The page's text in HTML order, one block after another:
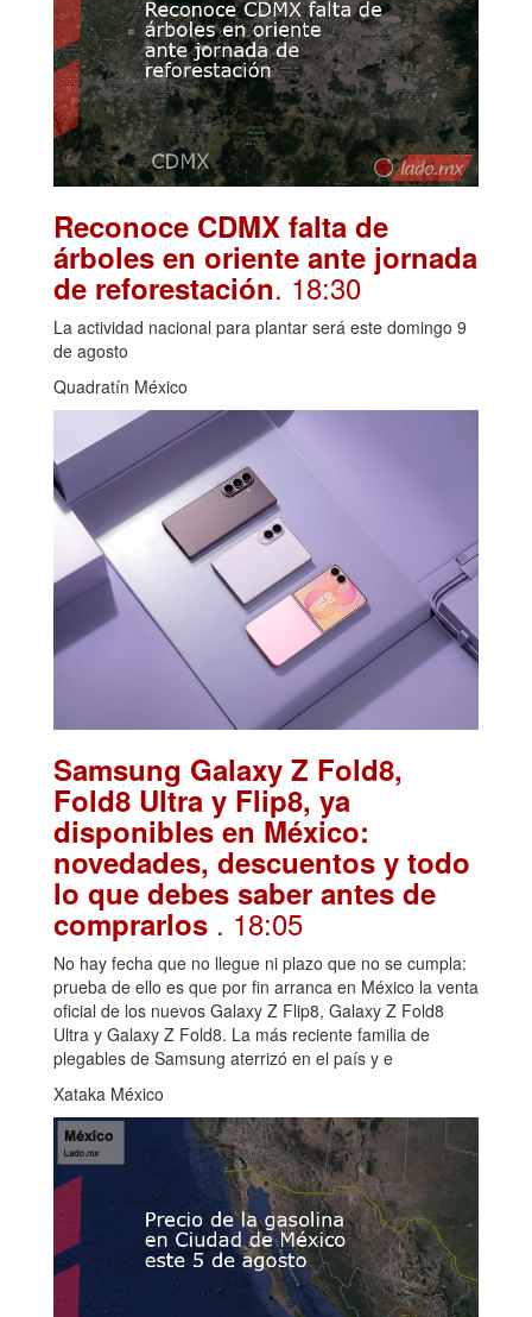
Reconoce CDMX falta de
árboles en oriente ante jornada
de reforestación. 18:30
La actividad nacional para plantar será este domingo 9
de agosto
Quadratín México
Samsung Galaxy Z Fold8,
Fold8 Ultra y Flip8, ya
disponibles en México:
novedades, descuentos y todo
lo que debes saber antes de
comprarlos . 18:05
No hay fecha que no llegue ni plazo que no se cumpla:
prueba de ello es que por fin arranca en México la venta
oficial de los nuevos Galaxy Z Flip8, Galaxy Z Fold8
Ultra y Galaxy Z Fold8. La más reciente familia de
plegables de Samsung aterrizó en el país y e
Xataka México